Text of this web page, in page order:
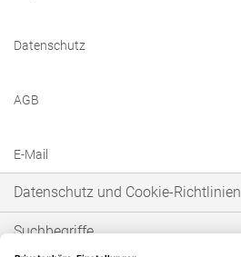
Datenschutz
AGB
E-Mail
Datenschutz und Cookie-Richtlinien
Suchbegriffe